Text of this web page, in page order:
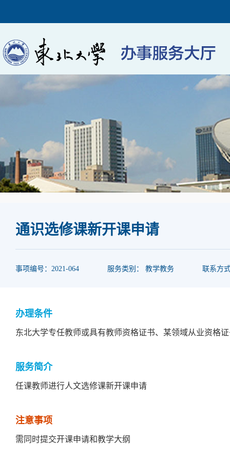
通识选修课新开课申请
事项编号：2021-064 服务类别： 教学教务 联系方
办理条件
东北大学专任教师或具有教师资格证书、某领域从业资格
服务简介
任课教师进行人文选修课新开课申请
注意事项
需同时提交开课申请和教学大纲